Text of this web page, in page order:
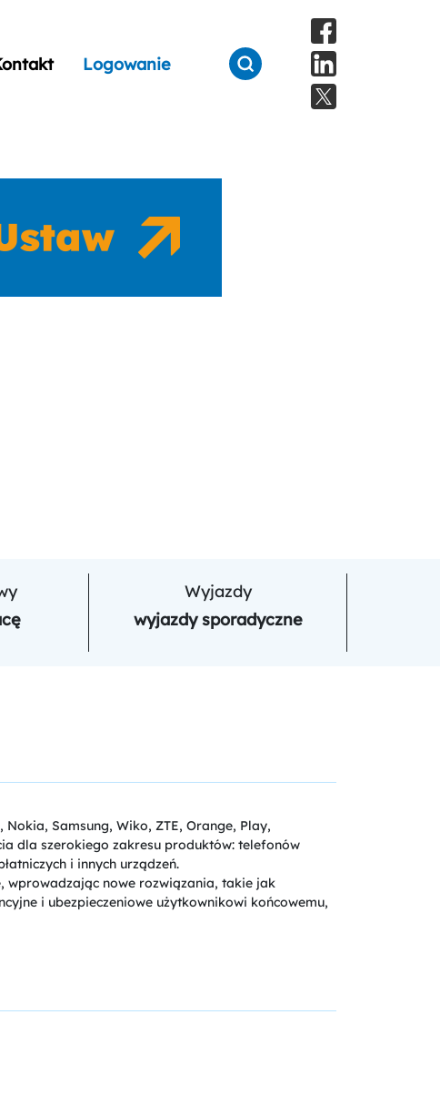
Logowanie
Wyjazdy
wyjazdy sporadyczne
Samsung, Wiko, ZTE, Orange, Play,
dla szerokiego zakresu produktów: telefonów
i innych urządzeń.
wprowadzając nowe rozwiązania, takie jak
i ubezpieczeniowe użytkownikowi końcowemu,